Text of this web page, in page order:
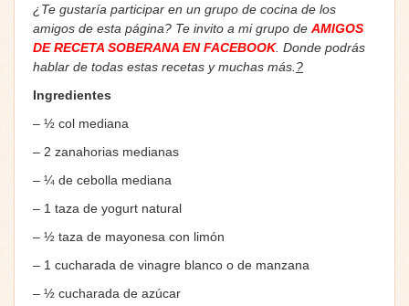
¿Te gustaría participar en un grupo de cocina de los
amigos de esta página? Te invito a mi grupo de AMIGOS
DE RECETA SOBERANA EN FACEBOOK. Donde podrás
hablar de todas estas recetas y muchas más. ?
Ingredientes
– ½ col mediana
– 2 zanahorias medianas
– ¼ de cebolla mediana
– 1 taza de yogurt natural
– ½ taza de mayonesa con limón
– 1 cucharada de vinagre blanco o de manzana
– ½ cucharada de azúcar